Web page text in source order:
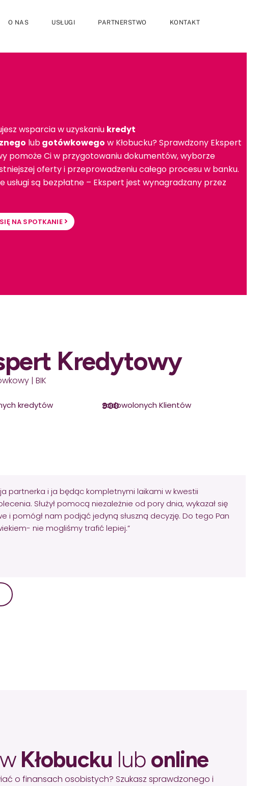
O NAS USŁUGI PARTNERSTWO KONTAKT
wsparcia w uzyskaniu kredyt
lubgotówkowego w Kłobucku? Sprawdzony Ekspert
pomoże Ci w przygotowaniu dokumentów, wyborze
oferty i przeprowadzeniu całego procesu w banku.
usługi są bezpłatne – Ekspert jest wynagradzany przez
NA SPOTKANIE
Kredytowy
| BIK
kredytów 900
zadowolonych Klientów
partnerka i ja będąc kompletnymi laikami w kwestii
Służył pomocą niezależnie od pory dnia, wykazał się
i pomógł nam podjąć jedyną słuszną decyzję. Do tego Pan
nie mogliśmy trafić lepiej.”
Kłobucku lub online
o finansach osobistych? Szukasz sprawdzonego i